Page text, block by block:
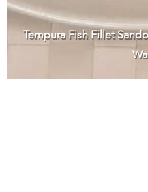
Tempura Fish Fillet